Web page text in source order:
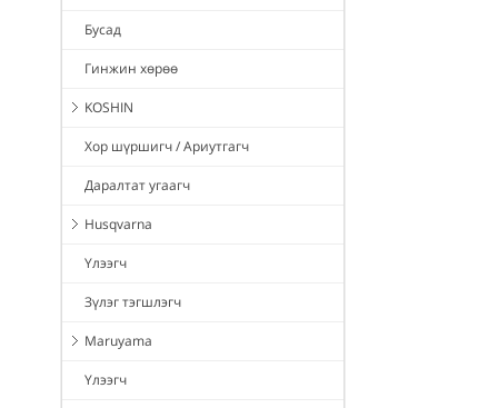
Бусад
Гинжин хөрөө
KOSHIN
Хор шүршигч / Ариутгагч
Даралтат угаагч
Husqvarna
Үлээгч
Зүлэг тэгшлэгч
Maruyama
Үлээгч